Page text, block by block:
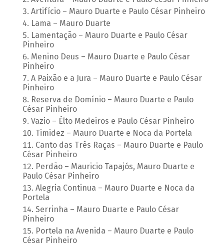
Artifício – Mauro Duarte e Paulo César Pinheiro
Lama – Mauro Duarte
Lamentação – Mauro Duarte e Paulo César
Pinheiro
Menino Deus – Mauro Duarte e Paulo César
Pinheiro
A Paixão e a Jura – Mauro Duarte e Paulo César
Pinheiro
Reserva de Domínio – Mauro Duarte e Paulo
César Pinheiro
Vazio – Élto Medeiros e Paulo César Pinheiro
Timidez – Mauro Duarte e Noca da Portela
Canto das Três Raças – Mauro Duarte e Paulo
César Pinheiro
Perdão – Mauricio Tapajós, Mauro Duarte e
Paulo César Pinheiro
Alegria Continua – Mauro Duarte e Noca da
Portela
Serrinha – Mauro Duarte e Paulo César
Pinheiro
Portela na Avenida – Mauro Duarte e Paulo
César Pinheiro